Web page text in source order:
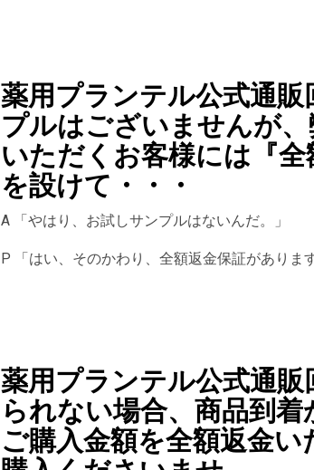
薬用プランテル公式通
プルはございませんが
いただくお客様には『
を設けて・・・
A 「やはり、お試しサンプルはないんだ。」
P 「はい、そのかわり、全額返金保証がありま
薬用プランテル公式通
られない場合、商品到
ご購入金額を全額返金